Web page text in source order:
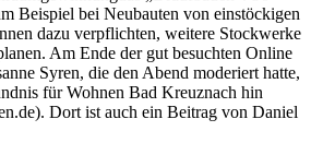
Beispiel bei Neubauten von einstöckigen
dazu verpflichten, weitere Stockwerke
Am Ende der gut besuchten Online
Syren, die den Abend moderiert hatte,
für Wohnen Bad Kreuznach hin
Dort ist auch ein Beitrag von Daniel